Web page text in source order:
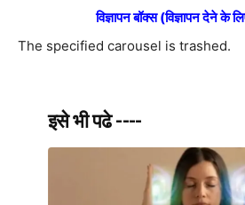
विज्ञापन बॉक्स (विज्ञापन देने के
The specified carousel is trashed.
इसे भी पढे ----